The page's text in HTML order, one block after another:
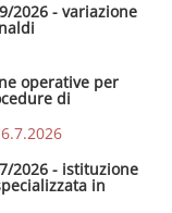
2026 - variazione
operative per
di
2026 - istituzione
in